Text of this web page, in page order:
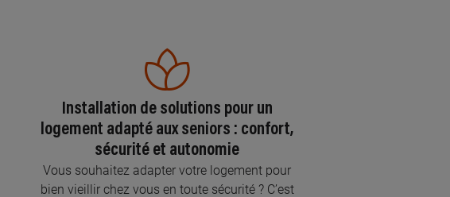
Installation de solutions pour un
logement adapté aux seniors : confort,
sécurité et autonomie
Vous souhaitez adapter votre logement pour
bien vieillir chez vous en toute sécurité ? C’est